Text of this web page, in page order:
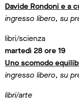
Davide Rondoni e a
ingresso libero, su
libri/scienza
martedì 28 ore 19
Uno scomodo
ingresso libero, su
libri/arte